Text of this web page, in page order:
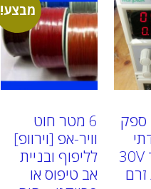
KPS305D ספק
מתכוונן עד 30V
מבצע!
6 מטר חוט
וויר-אפ [וירוופ]
לליפוף ובניית
אב טיפוס או